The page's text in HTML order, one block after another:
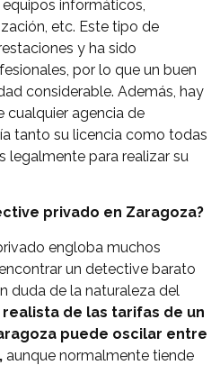
informáticos,
etc. Este tipo de
y ha sido
por lo que un buen
considerable. Además, hay
cualquier agencia de
tanto su licencia como todas
legalmente para realizar su
privado en Zaragoza?
engloba muchos
un detective barato
duda de la naturaleza del
de las tarifas de un
puede oscilar entre
aunque normalmente tiende